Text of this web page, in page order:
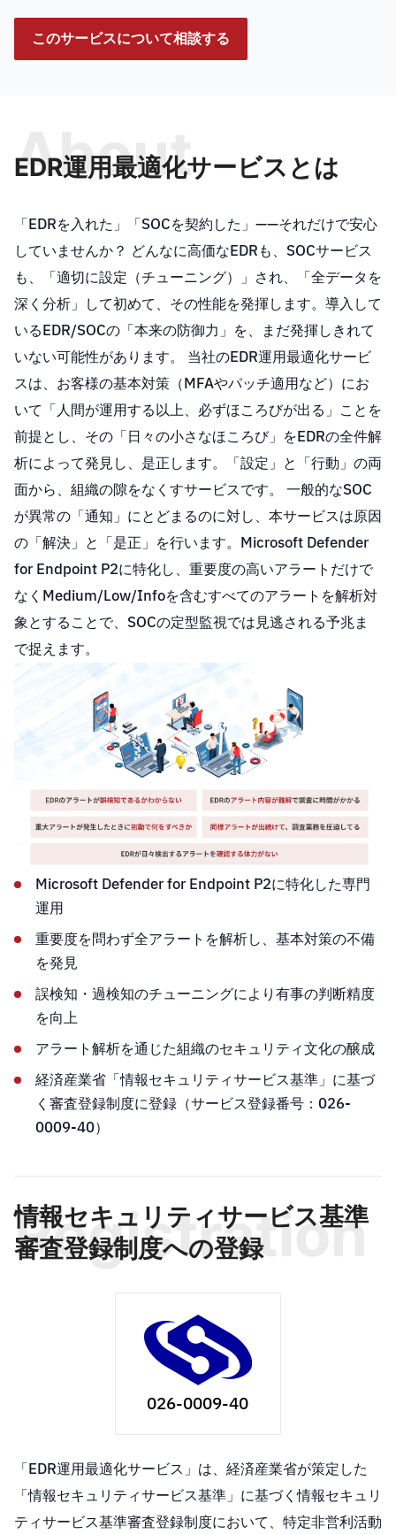
このサービスについて相談する
EDR運用最適化サービスとは
About
「EDRを入れた」「SOCを契約した」——それだけで安心
していませんか？ どんなに高価なEDRも、SOCサービス
も、「適切に設定（チューニング）」され、「全データを
深く分析」して初めて、その性能を発揮します。導入して
いるEDR/SOCの「本来の防御力」を、まだ発揮しきれて
いない可能性があります。 当社のEDR運用最適化サービ
スは、お客様の基本対策（MFAやパッチ適用など）にお
いて「人間が運用する以上、必ずほころびが出る」ことを
前提とし、その「日々の小さなほころび」をEDRの全件解
析によって発見し、是正します。「設定」と「行動」の両
面から、組織の隙をなくすサービスです。 一般的なSOC
が異常の「通知」にとどまるのに対し、本サービスは原因
の「解決」と「是正」を行います。Microsoft Defender
for Endpoint P2に特化し、重要度の高いアラートだけで
なくMedium/Low/Infoを含むすべてのアラートを解析対
象とすることで、SOCの定型監視では見逃される予兆ま
で捉えます。
Microsoft Defender for Endpoint P2に特化した専門
運用
重要度を問わず全アラートを解析し、基本対策の不備
を発見
誤検知・過検知のチューニングにより有事の判断精度
を向上
アラート解析を通じた組織のセキュリティ文化の醸成
経済産業省「情報セキュリティサービス基準」に基づ
く審査登録制度に登録（サービス登録番号：026-
0009-40）
情報セキュリティサービス基準
審査登録制度への登録
Registration
026-0009-40
「EDR運用最適化サービス」は、経済産業省が策定した
「情報セキュリティサービス基準」に基づく情報セキュリ
ティサービス基準審査登録制度において、特定非営利活動